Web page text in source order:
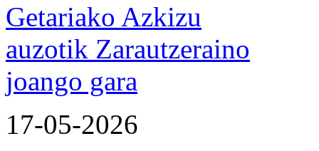
Getariako Azkizu
auzotik Zarautzeraino
joango gara
17-05-2026